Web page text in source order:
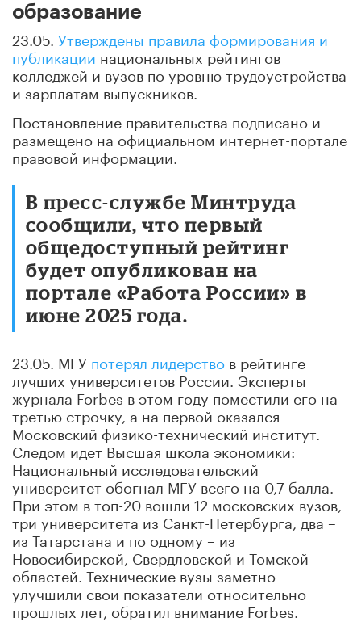
образование
23.05. Утверждены правила формирования и
публикации национальных рейтингов
колледжей и вузов по уровню трудоустройства
и зарплатам выпускников.
Постановление правительства подписано и
размещено на официальном интернет-портале
правовой информации.
В пресс-службе Минтруда
сообщили, что первый
общедоступный рейтинг
будет опубликован на
портале «Работа России» в
июне 2025 года.
23.05. МГУ потерял лидерство в рейтинге
лучших университетов России. Эксперты
журнала Forbes в этом году поместили его на
третью строчку, а на первой оказался
Московский физико-технический институт.
Следом идет Высшая школа экономики:
Национальный исследовательский
университет обогнал МГУ всего на 0,7 балла.
При этом в топ-20 вошли 12 московских вузов,
три университета из Санкт-Петербурга, два –
из Татарстана и по одному – из
Новосибирской, Свердловской и Томской
областей. Технические вузы заметно
улучшили свои показатели относительно
прошлых лет, обратил внимание Forbes.